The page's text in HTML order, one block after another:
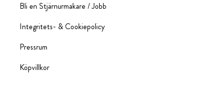
Bli en Stjärnurmakare / Jobb
Integritets- & Cookiepolicy
Pressrum
Köpvillkor